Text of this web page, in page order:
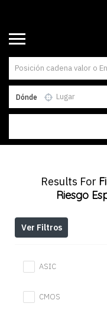
Dónde
Results For
Riesgo
Ver Filtros
ASIC
CMOS